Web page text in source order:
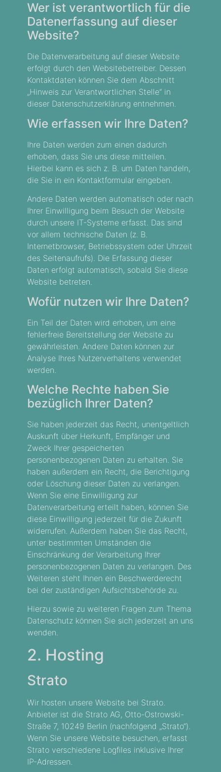
Wer ist verantwortlich für die
Datenerfassung auf dieser
Website?
Die Datenverarbeitung auf dieser Website
erfolgt durch den Websitebetreiber. Dessen
Kontaktdaten können Sie dem Abschnitt
„Hinweis zur Verantwortlichen Stelle“ in
dieser Datenschutzerklärung entnehmen.
Wie erfassen wir Ihre Daten?
Ihre Daten werden zum einen dadurch
erhoben, dass Sie uns diese mitteilen.
Hierbei kann es sich z. B. um Daten handeln,
die Sie in ein Kontaktformular eingeben.
Andere Daten werden automatisch oder nach
Ihrer Einwilligung beim Besuch der Website
durch unsere IT-Systeme erfasst. Das sind
vor allem technische Daten (z. B.
Internetbrowser, Betriebssystem oder Uhrzeit
des Seitenaufrufs). Die Erfassung dieser
Daten erfolgt automatisch, sobald Sie diese
Website betreten.
Wofür nutzen wir Ihre Daten?
Ein Teil der Daten wird erhoben, um eine
fehlerfreie Bereitstellung der Website zu
gewährleisten. Andere Daten können zur
Analyse Ihres Nutzerverhaltens verwendet
werden.
Welche Rechte haben Sie
bezüglich Ihrer Daten?
Sie haben jederzeit das Recht, unentgeltlich
Auskunft über Herkunft, Empfänger und
Zweck Ihrer gespeicherten
personenbezogenen Daten zu erhalten. Sie
haben außerdem ein Recht, die Berichtigung
oder Löschung dieser Daten zu verlangen.
Wenn Sie eine Einwilligung zur
Datenverarbeitung erteilt haben, können Sie
diese Einwilligung jederzeit für die Zukunft
widerrufen. Außerdem haben Sie das Recht,
unter bestimmten Umständen die
Einschränkung der Verarbeitung Ihrer
personenbezogenen Daten zu verlangen. Des
Weiteren steht Ihnen ein Beschwerderecht
bei der zuständigen Aufsichtsbehörde zu.
Hierzu sowie zu weiteren Fragen zum Thema
Datenschutz können Sie sich jederzeit an uns
wenden.
2. Hosting
Strato
Wir hosten unsere Website bei Strato.
Anbieter ist die Strato AG, Otto-Ostrowski-
Straße 7, 10249 Berlin (nachfolgend „Strato“).
Wenn Sie unsere Website besuchen, erfasst
Strato verschiedene Logfiles inklusive Ihrer
IP-Adressen.